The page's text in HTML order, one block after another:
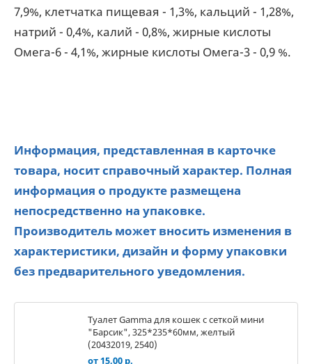
7,9%, клетчатка пищевая - 1,3%, кальций - 1,28%,
натрий - 0,4%, калий - 0,8%, жирные кислоты
Омега-6 - 4,1%, жирные кислоты Омега-3 - 0,9 %.
Информация, представленная в карточке
товара, носит справочный характер. Полная
информация о продукте размещена
непосредственно на упаковке.
Производитель может вносить изменения в
характеристики, дизайн и форму упаковки
без предварительного уведомления.
Туалет Gamma для кошек c сеткой мини
"Барсик", 325*235*60мм, желтый
(20432019, 2540)
от 15,00 р.